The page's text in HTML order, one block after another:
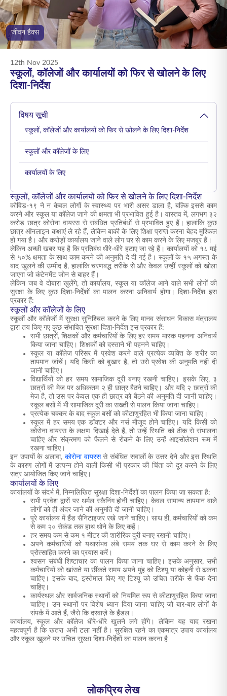
ENGLISH
ऑनलाइन खरीदें प्रीमियम भुगतान करें
जीवन हैक्स
12th Nov 2025
स्कूलों, कॉलेजों और कार्यालयों को फिर से खोलने के लिए
दिशा-निर्देश
विषय सूची
स्कूलों, कॉलेजों और कार्यालयों को फिर से खोलने के लिए दिशा-निर्देश
स्कूलों और कॉलेजों के लिए
कार्यालयों के लिए
स्कूलों, कॉलेजों और कार्यालयों को फिर से खोलने के लिए दिशा-निर्देश
कोविड-१९ ने न केवल लोगों के स्वास्थ्य पर भारी असर डाला है, बल्कि इससे काम
करने और स्कूल या कॉलेज जाने की क्षमता भी प्रभावित हुई है। वास्तव में, लगभग ३२
करोड़ छात्र कोरोना वायरस से संबंधित प्रतिबंधों से प्रभावित हुए हैं। हालांकि कुछ
छात्र ऑनलाइन कक्षाएं ले रहे हैं, लेकिन बाकी के लिए शिक्षा प्राप्त करना बेहद मुश्किल
हो गया है। और करोड़ों कार्यालय जाने वाले लोग घर से काम करने के लिए मजबूर हैं।
लेकिन अच्छी खबर यह है कि प्रतिबंध धीरे-धीरे हटाए जा रहे हैं। कार्यालयों को १८ मई
से ५०% क्षमता के साथ काम करने की अनुमति दे दी गई है। स्कूलों के १५ अगस्त के
बाद खुलने की उम्मीद है, हालांकि चरणबद्ध तरीके से और केवल उन्हीं स्कूलों को खोला
जाएगा जो कंटेनमेंट जोन से बाहर हैं।
लेकिन जब वे दोबारा खुलेंगे, तो कार्यालय, स्कूल या कॉलेज आने वाले सभी लोगों की
सुरक्षा के लिए कुछ दिशा-निर्देशों का पालन करना अनिवार्य होगा। दिशा-निर्देश इस
प्रकार हैं:
स्कूलों और कॉलेजों के लिए
स्कूलों और कॉलेजों में सुरक्षा सुनिश्चित करने के लिए मानव संसाधन विकास मंत्रालय
द्वारा तय किए गए कुछ संभावित सुरक्षा दिशा-निर्देश इस प्रकार हैं:
सभी छात्रों, शिक्षकों और कर्मचारियों के लिए हर समय मास्क पहनना अनिवार्य
किया जाना चाहिए। शिक्षकों को दस्ताने भी पहनने चाहिए।
स्कूल या कॉलेज परिसर में प्रवेश करने वाले प्रत्येक व्यक्ति के शरीर का
तापमान जांचें। यदि किसी को बुखार है, तो उसे प्रवेश की अनुमति नहीं दी
जानी चाहिए।
विद्यार्थियों को हर समय सामाजिक दूरी बनाए रखनी चाहिए। इसके लिए, ३
छात्रों की मेज पर अधिकतम २ ही छात्र बैठने चाहिए। और यदि २ छात्रों की
मेज है, तो उस पर केवल एक ही छात्र को बैठने की अनुमति दी जानी चाहिए।
स्कूल बसों में भी सामाजिक दूरी का सख्ती से पालन किया जाना चाहिए।
प्रत्येक चक्कर के बाद स्कूल बसों को कीटाणुरहित भी किया जाना चाहिए।
स्कूल में हर समय एक डॉक्टर और नर्स मौजूद होने चाहिए। यदि किसी को
कोरोना वायरस के लक्षण दिखाई देते हैं, तो उन्हें स्थिति को ठीक से संभालना
चाहिए और संक्रमण को फैलने से रोकने के लिए उन्हें आइसोलेशन रूम में
रखना चाहिए।
इन उपायों के अलावा, कोरोना वायरससे संबंधित सवालों के उत्तर देने और इस स्थिति
के कारण लोगों में उत्पन्न होने वाली किसी भी प्रकार की चिंता को दूर करने के लिए
सत्र आयोजित किए जाने चाहिए।
कार्यालयों के लिए
कार्यालयों के संदर्भ में, निम्नलिखित सुरक्षा दिशा-निर्देशों का पालन किया जा सकता है:
सभी प्रवेश द्वारों पर थर्मल स्कैनिंग होनी चाहिए। केवल सामान्य तापमान वाले
लोगों को ही अंदर जाने की अनुमति दी जानी चाहिए।
पूरे कार्यालय में हैंड सैनिटाइजर रखे जाने चाहिए। साथ ही, कर्मचारियों को कम
से कम २० सेकंड तक हाथ धोने के लिए कहें।
हर समय कम से कम १ मीटर की शारीरिक दूरी बनाए रखनी चाहिए।
अपने कर्मचारियों को यथासंभव लंबे समय तक घर से काम करने के लिए
प्रोत्साहित करने का प्रयास करें।
श्वसन संबंधी शिष्टाचार का पालन किया जाना चाहिए। इसके अनुसार, सभी
कर्मचारियों को खांसते या छींकते समय अपने मुंह को टिश्यू या कोहनी से ढकना
चाहिए। इसके बाद, इस्तेमाल किए गए टिश्यू को उचित तरीके से फेंक देना
चाहिए।
कार्यस्थल और सार्वजनिक स्थानों को नियमित रूप से कीटाणुरहित किया जाना
चाहिए। उन स्थानों पर विशेष ध्यान दिया जाना चाहिए जो बार-बार लोगों के
संपर्क में आते हैं, जैसे कि दरवाज़े के हैंडल।
कार्यालय, स्कूल और कॉलेज धीरे-धीरे खुलने लगे होंगे। लेकिन यह याद रखना
महत्वपूर्ण है कि खतरा अभी टला नहीं है। सुरक्षित रहने का एकमात्र उपाय कार्यालय
और स्कूल खुलने पर उचित सुरक्षा दिशा-निर्देशों का पालन करना है
लोकप्रिय लेख